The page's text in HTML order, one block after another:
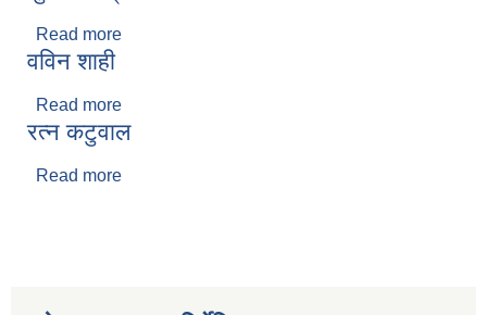
Read more
वविन शाही
Read more
रत्न कटुवाल
Read more